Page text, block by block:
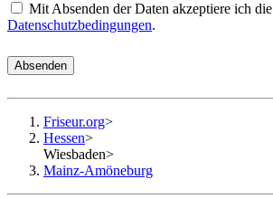
Mit Absenden der Daten akzeptiere ich die
Datenschutzbedingungen.
Absenden
Friseur.org>
Hessen>
Wiesbaden>
Mainz-Amöneburg